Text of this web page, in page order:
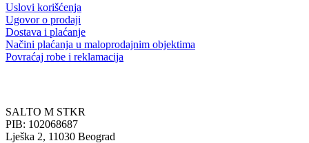
Uslovi korišćenja
Ugovor o prodaji
Dostava i plaćanje
Načini plaćanja u maloprodajnim objektima
Povraćaj robe i reklamacija
SALTO M STKR
PIB: 102068687
Lješka 2, 11030 Beograd